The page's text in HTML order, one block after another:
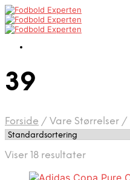
39
Forside / Vare Størrelser /
Viser 18 resultater